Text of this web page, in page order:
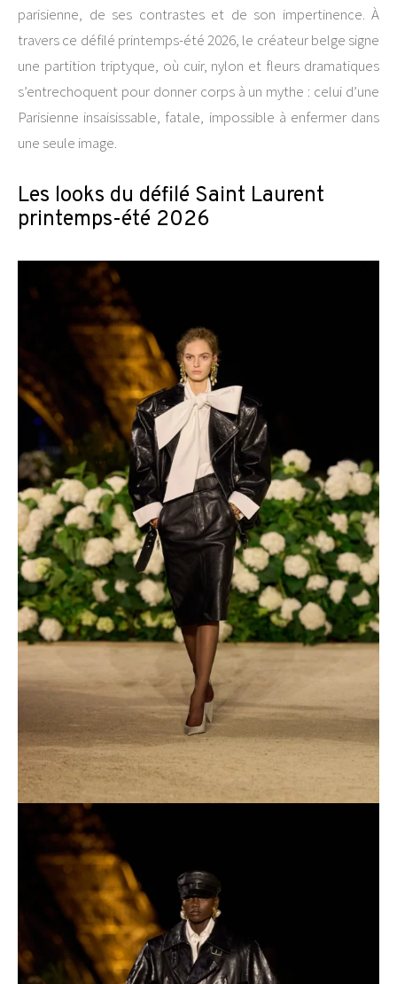
parisienne, de ses contrastes et de son impertinence. À
travers ce défilé printemps-été 2026, le créateur belge signe
une partition triptyque, où cuir, nylon et fleurs dramatiques
s’entrechoquent pour donner corps à un mythe : celui d’une
Parisienne insaisissable, fatale, impossible à enfermer dans
une seule image.
Les looks du défilé Saint Laurent
printemps-été 2026